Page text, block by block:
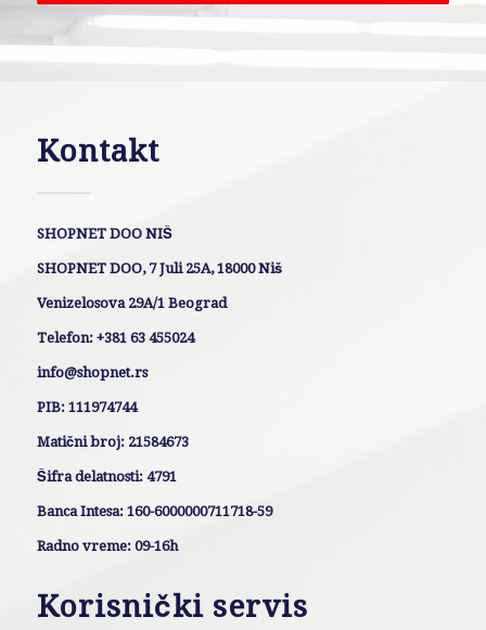
Kontakt
SHOPNET DOO NIŠ
SHOPNET DOO, 7 Juli 25A, 18000 Niš
Venizelosova 29A/1 Beograd
Telefon: +381 63 455024
info@shopnet.rs
PIB: 111974744
Matični broj: 21584673
Šifra delatnosti: 4791
Banca Intesa: 160-6000000711718-59
Radno vreme: 09-16h
Korisnički servis